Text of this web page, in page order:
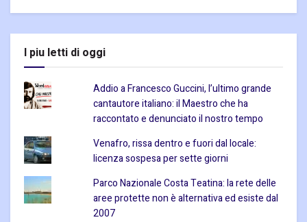
I piu letti di oggi
Addio a Francesco Guccini, l’ultimo grande
cantautore italiano: il Maestro che ha
raccontato e denunciato il nostro tempo
Venafro, rissa dentro e fuori dal locale:
licenza sospesa per sette giorni
Parco Nazionale Costa Teatina: la rete delle
aree protette non è alternativa ed esiste dal
2007